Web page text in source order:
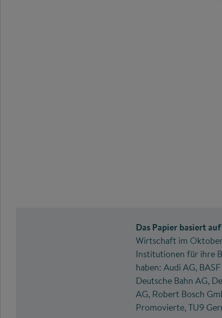
Das Papier basiert
Wirtschaft im
Institutionen für ihre
haben: Audi AG,
Deutsche Bahn AG,
AG, Robert Bosch
Promovierte, TU9